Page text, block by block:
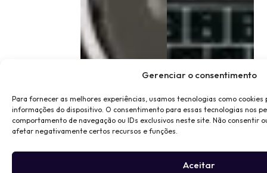
Gerenciar o consentimento
Para fornecer as melhores experiências, usamos tecnologias como
informações do dispositivo. O consentimento para essas tecnologias nos
comportamento de navegação ou IDs exclusivos neste site. Não consentir
afetar negativamente certos recursos e funções.
Aceitar